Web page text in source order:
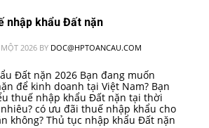
nhập khẩu Đất nặn
2026 BY DOC@HPTOANCAU.COM
Đất nặn 2026 Bạn đang muốn
để kinh doanh tại Việt Nam? Bạn
thuế nhập khẩu Đất nặn tại thời
có ưu đãi thuế nhập khẩu cho
không? Thủ tục nhập khẩu Đất nặn